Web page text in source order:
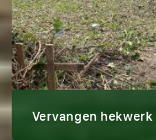
Vervangen hekwerk